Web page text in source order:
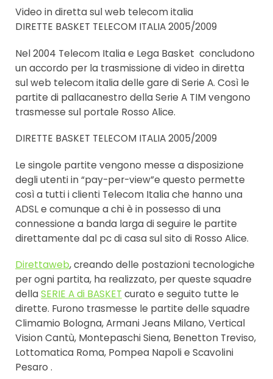
Video in diretta sul web telecom italia
DIRETTE BASKET TELECOM ITALIA 2005/2009
Nel 2004 Telecom Italia e Lega Basket concludono
un accordo per la trasmissione di video in diretta
sul web telecom italia delle gare di Serie A. Così le
partite di pallacanestro della Serie A TIM vengono
trasmesse sul portale Rosso Alice.
DIRETTE BASKET TELECOM ITALIA 2005/2009
Le singole partite vengono messe a disposizione
degli utenti in “pay-per-view”e questo permette
così a tutti i clienti Telecom Italia che hanno una
ADSL e comunque a chi è in possesso di una
connessione a banda larga di seguire le partite
direttamente dal pc di casa sul sito di Rosso Alice.
Direttaweb, creando delle postazioni tecnologiche
per ogni partita, ha realizzato, per queste squadre
dellaSERIE A di BASKET curato e seguito tutte le
dirette. Furono trasmesse le partite delle squadre
Climamio Bologna, Armani Jeans Milano, Vertical
Vision Cantù, Montepaschi Siena, Benetton Treviso,
Lottomatica Roma, Pompea Napoli e Scavolini
Pesaro .